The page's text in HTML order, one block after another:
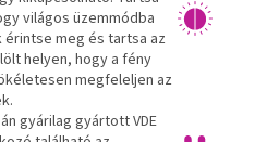
világos üzemmódba
érintse meg és tartsa az
helyen, hogy a fény
megfeleljen az
gyárilag gyártott VDE